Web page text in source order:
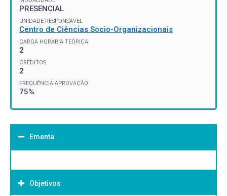
PRESENCIAL
UNIDADE RESPONSÁVEL
Centro de Ciências Socio-Organizacionais
CARGA HORÁRIA TEÓRICA
2
CRÉDITOS
2
FREQUÊNCIA APROVAÇÃO
75%
Ementa
Objetivos